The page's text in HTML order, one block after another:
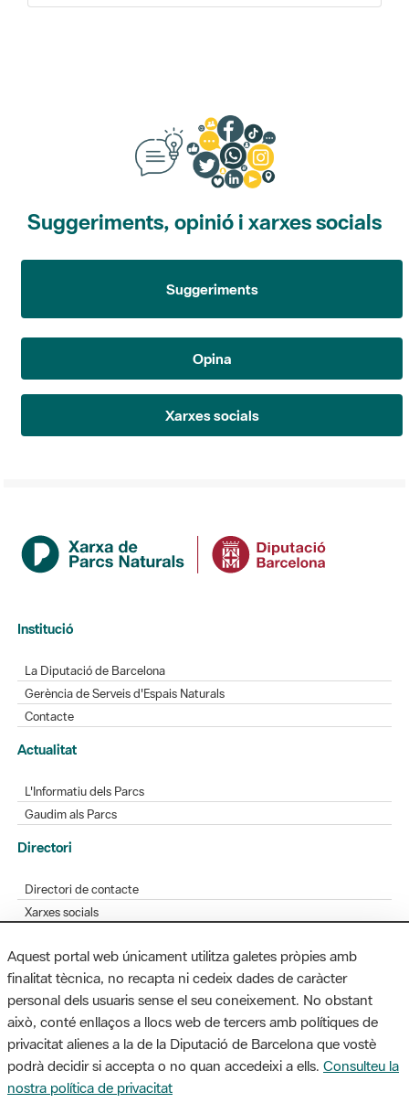
Suggeriments, opinió i xarxes socials
Suggeriments
Opina
Xarxes socials
Institució
Gerència de Serveis d'Espais Naturals
Actualitat
L'Informatiu dels Parcs
Gaudim als Parcs
Directori de contacte
Xarxes socials
Bústia de suggeriments
Opineu sobre els parcs
MAPA WEB AVÍS LEGAL ACCESSIBILITAT
Diputació de Barcelona. Edifici Llacuna, 1a planta. Badajoz, 49. 08005
Barcelona. Tel. 934 022 428 / xarxaparcs@diba.cat
Aquest portal web únicament utilitza galetes pròpies amb
finalitat tècnica, no recapta ni cedeix dades de caràcter
personal dels usuaris sense el seu coneixement. No obstant
això, conté enllaços a llocs web de tercers amb polítiques de
privacitat alienes a la de la Diputació de Barcelona que vostè
podrà decidir si accepta o no quan accedeixi a ells. Consulteu la
nostra política de privacitat